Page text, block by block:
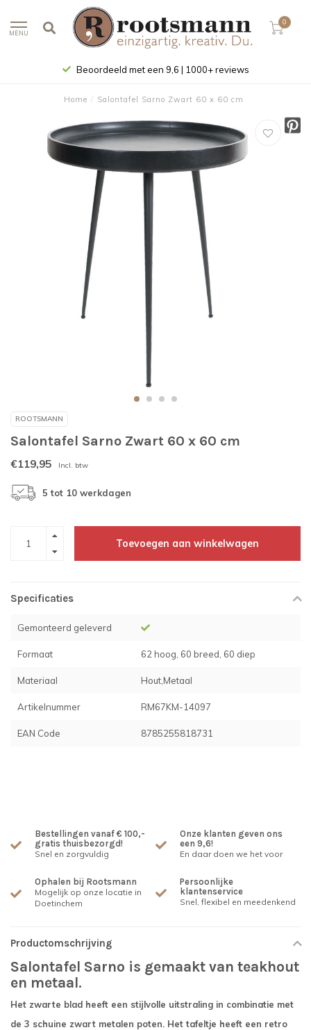
MENU
0
Beoordeeld met een 9,6 | 1000+ reviews
Home / Salontafel Sarno Zwart 60 x 60 cm
ROOTSMANN
Salontafel Sarno Zwart 60 x 60 cm
€119,95 Incl. btw
5 tot 10 werkdagen
Toevoegen aan winkelwagen
Specificaties
Gemonteerd geleverd
Formaat 62 hoog, 60 breed, 60 diep
Materiaal Hout,Metaal
Artikelnummer RM67KM-14097
EAN Code 8785255818731
Bestellingen vanaf € 100,-
gratis thuisbezorgd!
Snel en zorgvuldig
Onze klanten geven ons
een 9,6!
En daar doen we het voor
Ophalen bij Rootsmann
Mogelijk op onze locatie in
Doetinchem
Persoonlijke
klantenservice
Snel, flexibel en meedenkend
Productomschrijving
Salontafel Sarno is gemaakt van teakhout
en metaal.
Het zwarte blad heeft een stijlvolle uitstraling in combinatie met
de 3 schuine zwart metalen poten. Het tafeltje heeft een retro